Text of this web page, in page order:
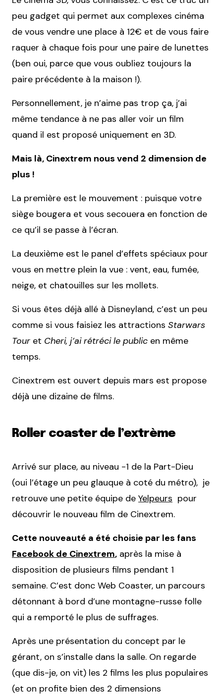
peu gadget qui permet aux complexes cinéma
de vous vendre une place à 12€ et de vous faire
raquer à chaque fois pour une paire de lunettes
(ben oui, parce que vous oubliez toujours la
paire précédente à la maison !).
Personnellement, je n’aime pas trop ça, j’ai
même tendance à ne pas aller voir un film
quand il est proposé uniquement en 3D.
Mais là, Cinextrem nous vend 2 dimension de
plus !
La première est le mouvement : puisque votre
siège bougera et vous secouera en fonction de
ce qu’il se passe à l’écran.
La deuxième est le panel d’effets spéciaux pour
vous en mettre plein la vue : vent, eau, fumée,
neige, et chatouilles sur les mollets.
Si vous êtes déjà allé à Disneyland, c’est un peu
comme si vous faisiez les attractions Starwars
Tour et Cheri, j’ai rétréci le public en même
temps.
Cinextrem est ouvert depuis mars est propose
déjà une dizaine de films.
Roller coaster de l’extrème
Arrivé sur place, au niveau -1 de la Part-Dieu
(oui l’étage un peu glauque à coté du métro), je
retrouve une petite équipe de Yelpeurs pour
découvrir le nouveau film de Cinextrem.
Cette nouveauté a été choisie par les fans
Facebook de Cinextrem, après la mise à
disposition de plusieurs films pendant 1
semaine. C’est donc Web Coaster, un parcours
détonnant à bord d’une montagne-russe folle
qui a remporté le plus de suffrages.
Après une présentation du concept par le
gérant, on s’installe dans la salle. On regarde
(que dis-je, on vit) les 2 films les plus populaires
(et on profite bien des 2 dimensions